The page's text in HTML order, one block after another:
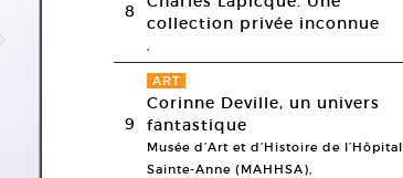
8
collection privée inconnue
,
9
ART
Corinne Deville, un univers
fantastique
Musée d’Art et d’Histoire de l’Hôpital
Sainte-Anne (MAHHSA),